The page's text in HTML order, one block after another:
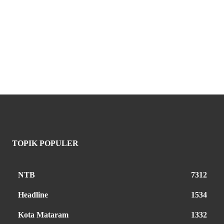
TOPIK POPULER
NTB 7312
Headline 1534
Kota Mataram 1332